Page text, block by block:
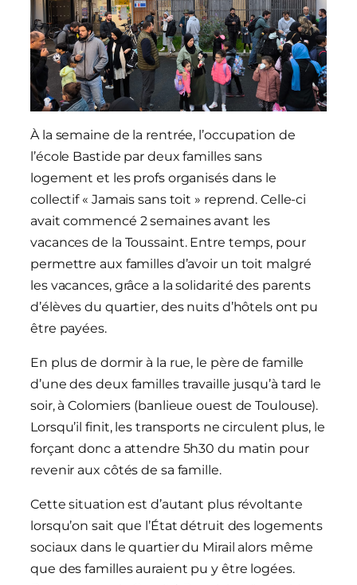
À la semaine de la rentrée, l’occupation de
l’école Bastide par deux familles sans
logement et les profs organisés dans le
collectif « Jamais sans toit » reprend. Celle-ci
avait commencé 2 semaines avant les
vacances de la Toussaint. Entre temps, pour
permettre aux familles d’avoir un toit malgré
les vacances, grâce a la solidarité des parents
d’élèves du quartier, des nuits d’hôtels ont pu
être payées.
En plus de dormir à la rue, le père de famille
d’une des deux familles travaille jusqu’à tard le
soir, à Colomiers (banlieue ouest de Toulouse).
Lorsqu’il finit, les transports ne circulent plus, le
forçant donc a attendre 5h30 du matin pour
revenir aux côtés de sa famille.
Cette situation est d’autant plus révoltante
lorsqu’on sait que l’État détruit des logements
sociaux dans le quartier du Mirail alors même
que des familles auraient pu y être logées.